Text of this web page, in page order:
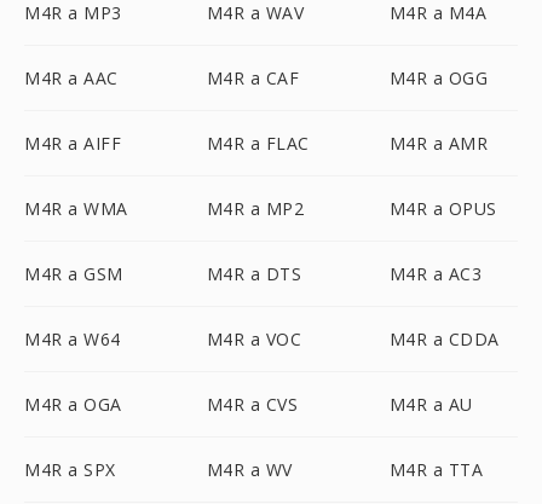
M4R a MP3 M4R a WAV M4R a M4A
M4R a AAC M4R a CAF M4R a OGG
M4R a AIFF M4R a FLAC M4R a AMR
M4R a WMA M4R a MP2 M4R a OPUS
M4R a GSM M4R a DTS M4R a AC3
M4R a W64 M4R a VOC M4R a CDDA
M4R a OGA M4R a CVS M4R a AU
M4R a SPX M4R a WV M4R a TTA